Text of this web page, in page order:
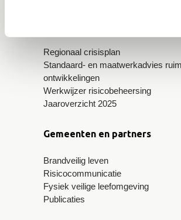
Regionaal crisisplan
Standaard- en maatwerkadvies
ontwikkelingen
Werkwijzer risicobeheersing
Jaaroverzicht 2025
Gemeenten en partners
Brandveilig leven
Risicocommunicatie
Fysiek veilige leefomgeving
Publicaties